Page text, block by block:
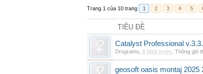
Trang 1 của 10 trang 1 2 3 4 5
TIÊU ĐỀ
Catalyst Professional
Drograms 8 phút trước Thông gió
geosoft oasis montaj 2025